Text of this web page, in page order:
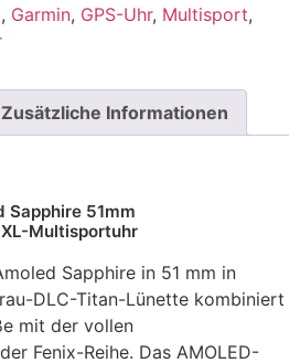
, Garmin, GPS-Uhr, Multisport,
Zusätzliche Informationen
Sapphire 51mm
Multisportuhr
Sapphire in 51 mm in
DLC-Titan-Lünette kombiniert
mit der vollen
Fenix-Reihe. Das AMOLED-